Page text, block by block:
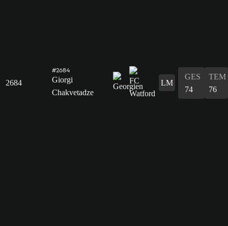
2684
#2684
Giorgi
Chakvetadze
LM
GES
74
TEM
76